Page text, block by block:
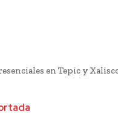
en Tepic y